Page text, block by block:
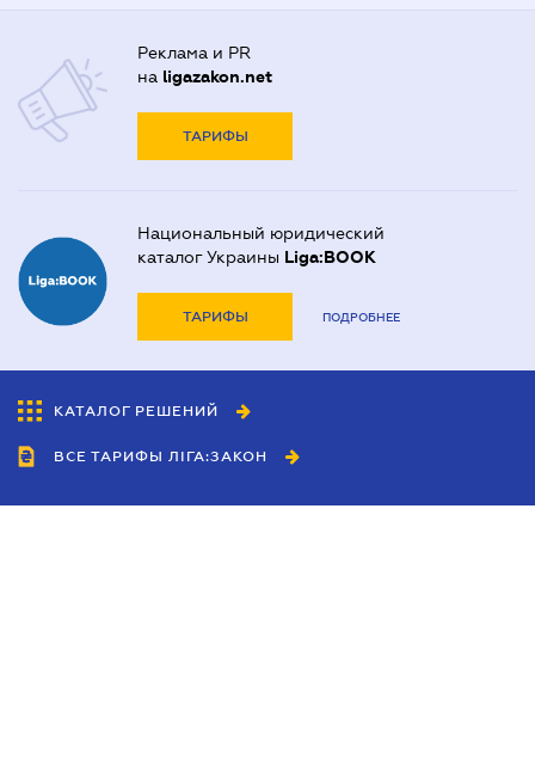
Реклама и PR
на ligazakon.net
ТАРИФЫ
Национальный юридический
каталог Украины Liga:BOOK
ТАРИФЫ ПОДРОБНЕЕ
КАТАЛОГ РЕШЕНИЙ
ВСЕ ТАРИФЫ ЛІГА:ЗАКОН